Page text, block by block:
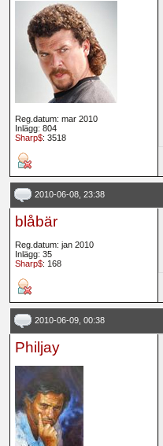
Reg.datum: mar 2010
Inlägg: 804
Sharp$: 3518
2010-06-08, 23:38
blåbär
Reg.datum: jan 2010
Inlägg: 35
Sharp$: 168
2010-06-09, 00:38
Philjay